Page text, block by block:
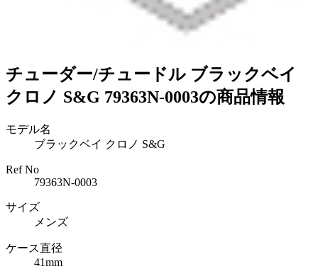
チューダー/チュードル ブラックベイ
クロノ S&G 79363N-0003の商品情報
モデル名
ブラックベイ クロノ S&G
Ref No
79363N-0003
サイズ
メンズ
ケース直径
41mm